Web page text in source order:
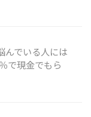
んでいる人には
で現金でもら